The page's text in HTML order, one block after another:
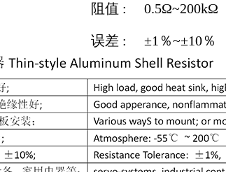
阻值 : 0.5Ω~200kΩ
误差 : ±1％~±10％